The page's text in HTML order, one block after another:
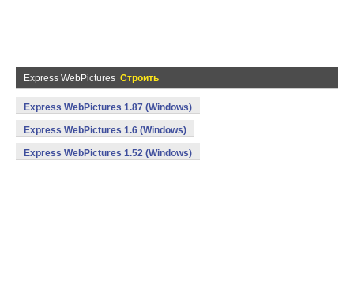
Express WebPictures Строить
Express WebPictures 1.87 (Windows)
Express WebPictures 1.6 (Windows)
Express WebPictures 1.52 (Windows)